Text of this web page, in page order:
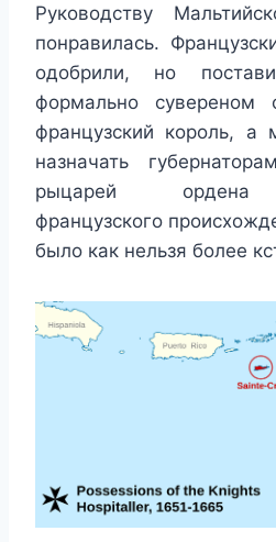
Руководству
понравилась.
одобрили, но
формально сувереном
французский король, а
назначать
рыцарей ордена
французского
было как нельзя более